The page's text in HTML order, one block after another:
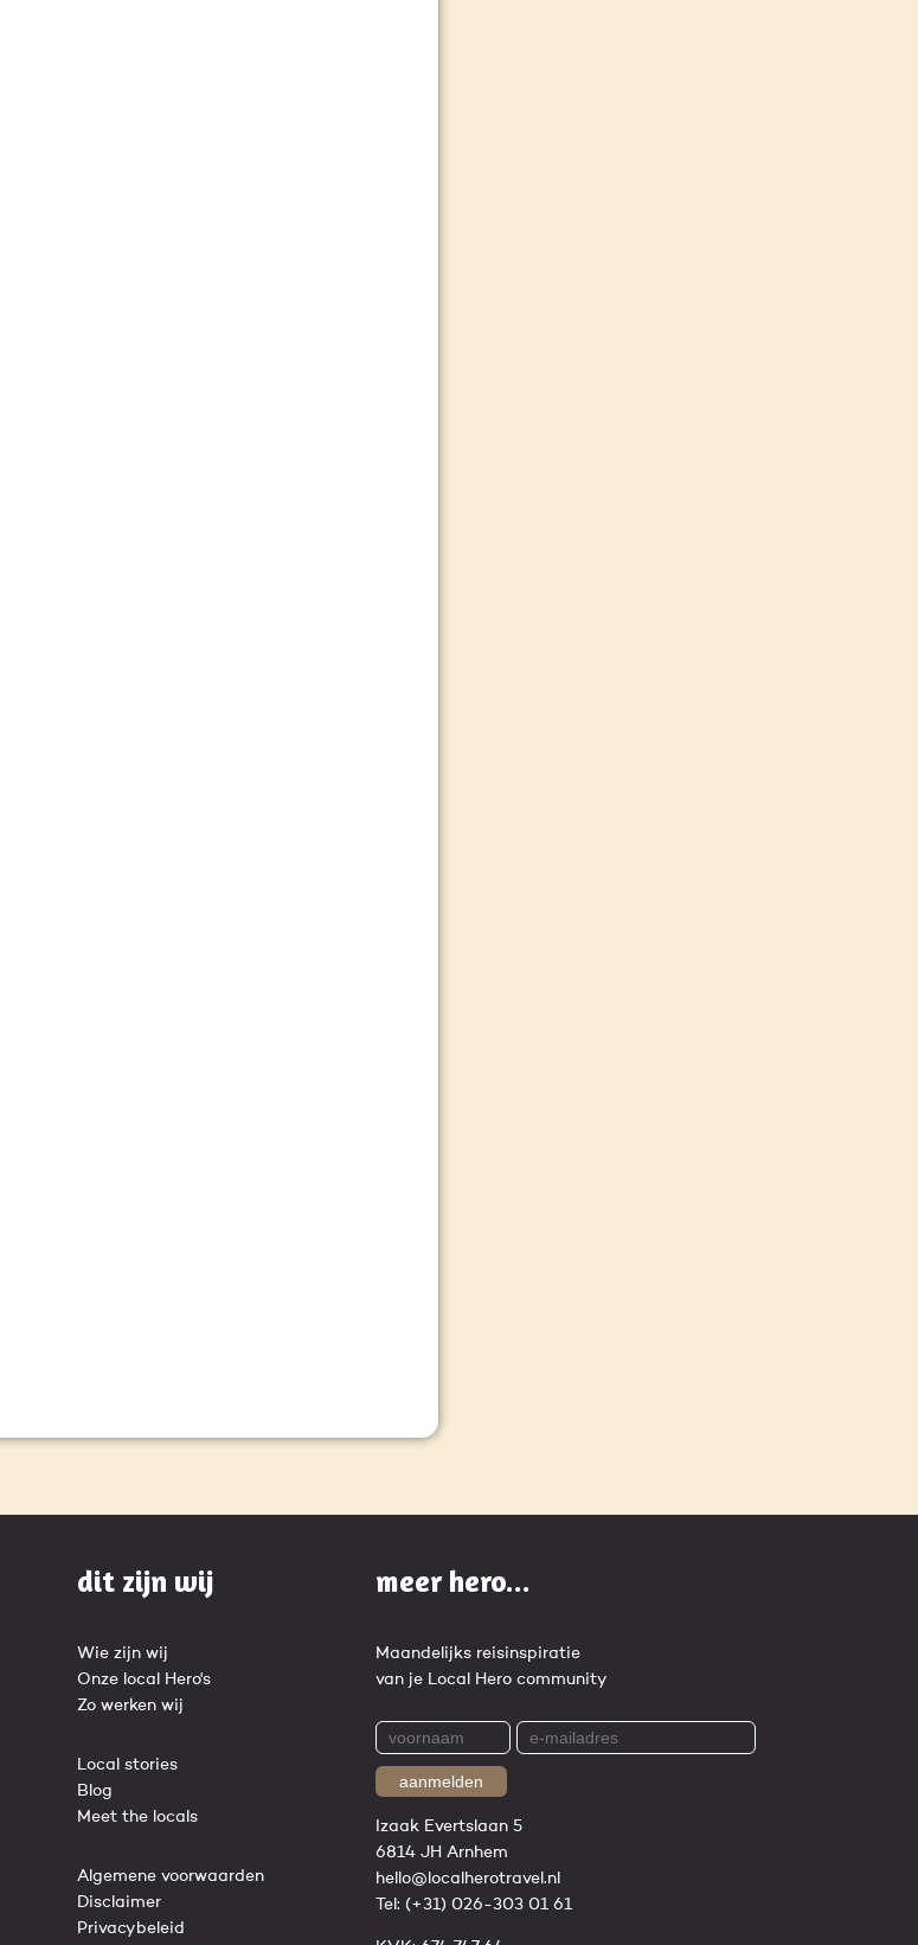
dit zijn wij
Wie zijn wij
Onze local Hero's
Zo werken wij
Local stories
Blog
Meet the locals
Algemene voorwaarden
Disclaimer
Privacybeleid
meer hero...
Maandelijks reisinspiratie
van je Local Hero community
aanmelden
Izaak Evertslaan 5
6814 JH Arnhem
hello@localherotravel.nl
Tel: (+31) 026-303 01 61